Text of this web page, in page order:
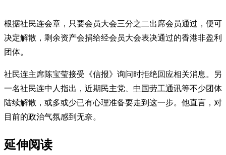
根据社民连会章，只要会员大会三分之二出席会员通过，便可
决定解散，剩余资产会捐给经会员大会表决通过的香港非盈利
团体。
社民连主席陈宝莹接受《信报》询问时拒绝回应相关消息。另
一名社民连中人指出，近期民主党、 中国劳工通讯等不少团体
陆续解散，或多或少已有心理准备要走到这一步。他直言，对
目前的政治气氛感到无奈。
延伸阅读